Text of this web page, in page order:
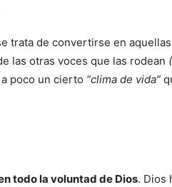
trata de convertirse en
las otras voces que las rodean
poco un cierto “clima de vida”
todo la voluntad de Dios. Dios